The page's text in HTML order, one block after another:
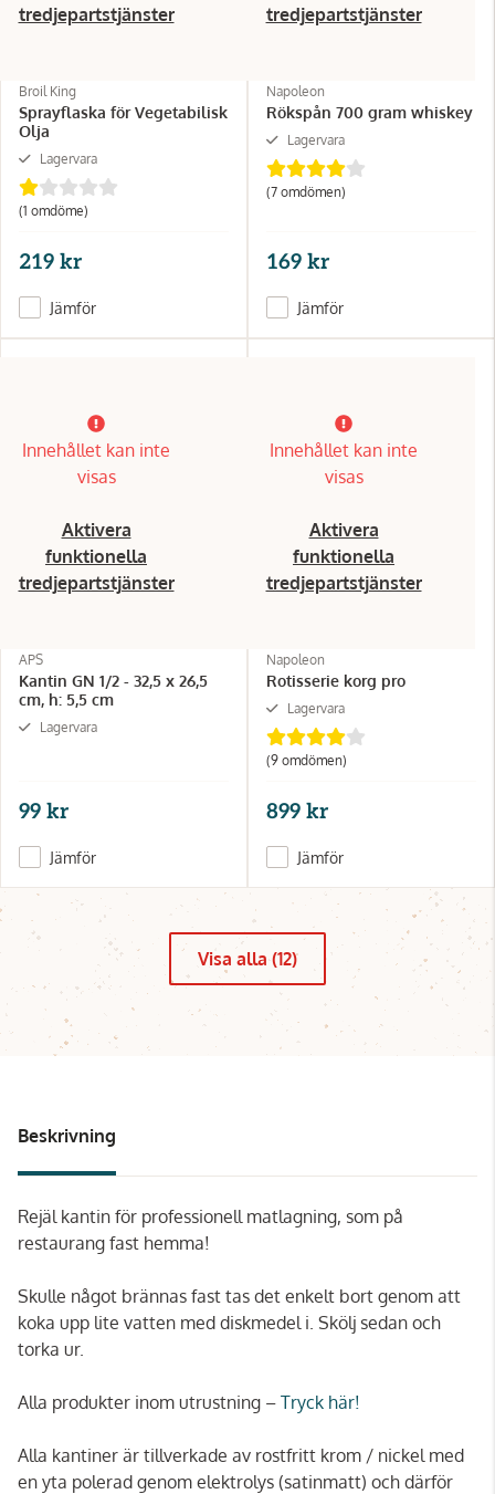
tredjepartstjänster
Broil King
Sprayflaska för Vegetabilisk
Olja
Lagervara
(1 omdöme)
219 kr
Jämför
tredjepartstjänster
Napoleon
Rökspån 700 gram whiskey
Lagervara
(7 omdömen)
169 kr
Jämför
Innehållet kan inte
visas
Aktivera
funktionella
tredjepartstjänster
APS
Kantin GN 1/2 - 32,5 x 26,5
cm, h: 5,5 cm
Lagervara
99 kr
Jämför
Innehållet kan inte
visas
Aktivera
funktionella
tredjepartstjänster
Napoleon
Rotisserie korg pro
Lagervara
(9 omdömen)
899 kr
Jämför
Visa alla (12)
Beskrivning
Rejäl kantin för professionell matlagning, som på
restaurang fast hemma!
Skulle något brännas fast tas det enkelt bort genom att
koka upp lite vatten med diskmedel i. Skölj sedan och
torka ur.
Alla produkter inom utrustning – Tryck här!
Alla kantiner är tillverkade av rostfritt krom / nickel med
en yta polerad genom elektrolys (satinmatt) och därför